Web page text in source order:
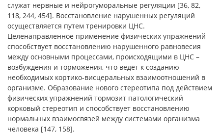
служат нервные и нейрогуморальные регуляции [36, 82,
118, 244, 454]. Восстановление нарушенных регуляций
осуществляется путем тренировки ЦНС.
Целенаправленное применение физических упражнений
способствует восстановлению нарушенного равновесия
между основными процессами, происходящими в ЦНС –
возбуждения и торможения, что ведёт к созданию
необходимых кортико-висцеральных взаимоотношений в
организме. Образование нового стереотипа под действием
физических упражнений тормозит патологический
корковый стереотип и способствует восстановлению
нормальных взаимосвязей между системами организма
человека [147, 158].